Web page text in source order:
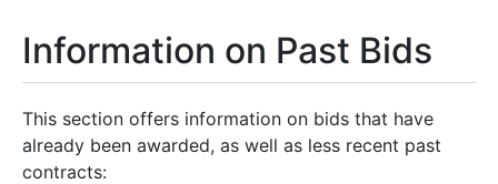
Information on Past Bids
This section offers information on bids that have
already been awarded, as well as less recent past
contracts: